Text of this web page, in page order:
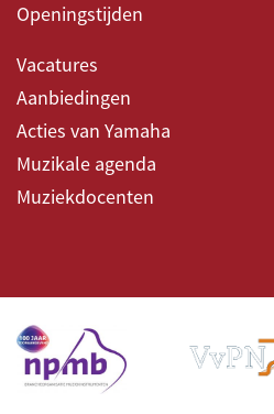
Openingstijden
Vacatures
Aanbiedingen
Acties van Yamaha
Muzikale agenda
Muziekdocenten